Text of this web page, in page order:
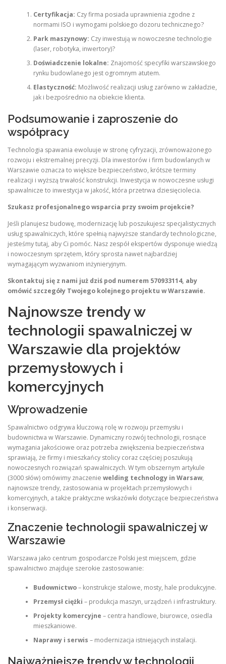
Certyfikacja: Czy firma posiada uprawnienia zgodne z
normami ISO i wymogami polskiego dozoru technicznego?
Park maszynowy: Czy inwestują w nowoczesne technologie
(laser, robotyka, inwertory)?
Doświadczenie lokalne: Znajomość specyfiki warszawskiego
rynku budowlanego jest ogromnym atutem.
Elastyczność: Możliwość realizacji usług zarówno w zakładzie,
jak i bezpośrednio na obiekcie klienta.
Podsumowanie i zaproszenie do
współpracy
Technologia spawania ewoluuje w stronę cyfryzacji, zrównoważonego
rozwoju i ekstremalnej precyzji. Dla inwestorów i firm budowlanych w
Warszawie oznacza to większe bezpieczeństwo, krótsze terminy
realizacji i wyższą trwałość konstrukcji. Inwestycja w nowoczesne usługi
spawalnicze to inwestycja w jakość, która przetrwa dziesięciolecia.
Szukasz profesjonalnego wsparcia przy swoim projekcie?
Jeśli planujesz budowę, modernizację lub poszukujesz specjalistycznych
usług spawalniczych, które spełnią najwyższe standardy technologiczne,
jesteśmy tutaj, aby Ci pomóc. Nasz zespół ekspertów dysponuje wiedzą
i nowoczesnym sprzętem, który sprosta nawet najbardziej
wymagającym wyzwaniom inżynieryjnym.
Skontaktuj się z nami już dziś pod numerem 570933114, aby
omówić szczegóły Twojego kolejnego projektu w Warszawie.
Najnowsze trendy w
technologii spawalniczej w
Warszawie dla projektów
przemysłowych i
komercyjnych
Wprowadzenie
Spawalnictwo odgrywa kluczową rolę w rozwoju przemysłu i
budownictwa w Warszawie. Dynamiczny rozwój technologii, rosnące
wymagania jakościowe oraz potrzeba zwiększenia bezpieczeństwa
sprawiają, że firmy i mieszkańcy stolicy coraz częściej poszukują
nowoczesnych rozwiązań spawalniczych. W tym obszernym artykule
(3000 słów) omówimy znaczenie welding technology in Warsaw,
najnowsze trendy, zastosowania w projektach przemysłowych i
komercyjnych, a także praktyczne wskazówki dotyczące bezpieczeństwa
i konserwacji.
Znaczenie technologii spawalniczej w
Warszawie
Warszawa jako centrum gospodarcze Polski jest miejscem, gdzie
spawalnictwo znajduje szerokie zastosowanie:
Budownictwo– konstrukcje stalowe, mosty, hale produkcyjne.
Przemysł ciężki – produkcja maszyn, urządzeń i infrastruktury.
Projekty komercyjne – centra handlowe, biurowce, osiedla
mieszkaniowe.
Naprawy i serwis – modernizacja istniejących instalacji.
Najważniejsze trendy w technologii